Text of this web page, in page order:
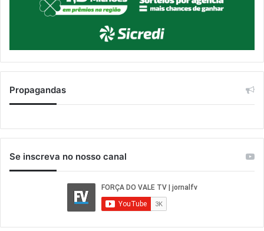
Propagandas
Se inscreva no nosso canal